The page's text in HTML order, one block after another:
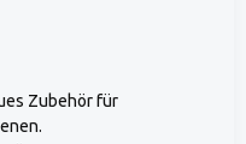
Zubehör für